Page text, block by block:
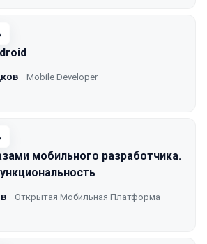
Mobile Developer
мобильного разработчика.
Открытая Мобильная Платформа